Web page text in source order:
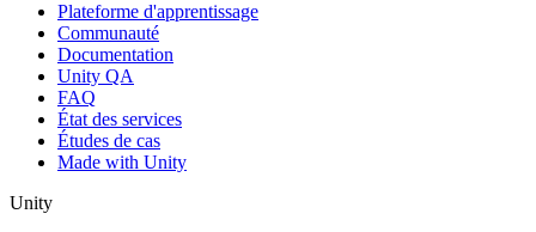
Plateforme d'apprentissage
Communauté
Documentation
Unity QA
FAQ
État des services
Études de cas
Made with Unity
Unity